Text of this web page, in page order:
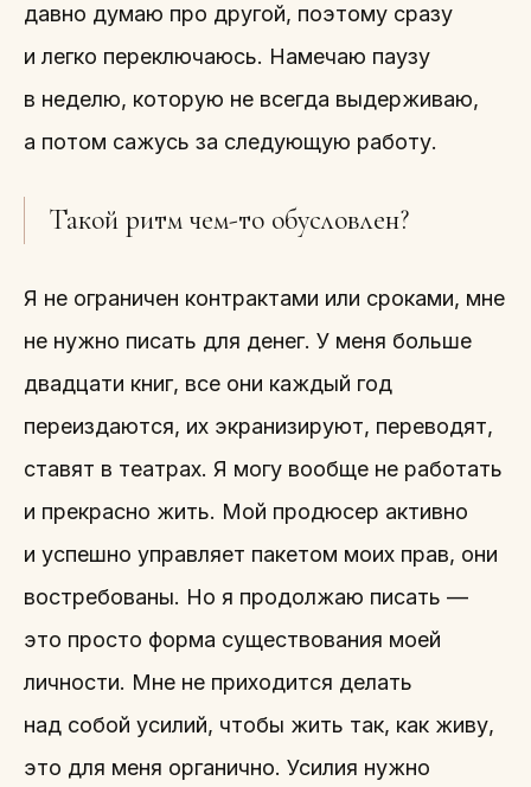
давно думаю про другой, поэтому сразу
и легко переключаюсь. Намечаю паузу
в неделю, которую не всегда выдерживаю,
а потом сажусь за следующую работу.
Такой ритм чем-то обусловлен?
Я не ограничен контрактами или сроками, мне
не нужно писать для денег. У меня больше
двадцати книг, все они каждый год
переиздаются, их экранизируют, переводят,
ставят в театрах. Я могу вообще не работать
и прекрасно жить. Мой продюсер активно
и успешно управляет пакетом моих прав, они
востребованы. Но я продолжаю писать —
это просто форма существования моей
личности. Мне не приходится делать
над собой усилий, чтобы жить так, как живу,
это для меня органично. Усилия нужно